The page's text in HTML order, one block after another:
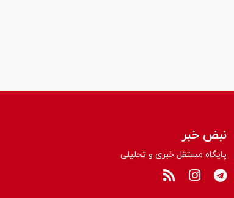
نبض خبر
پایگاه مستقل خبری و تحلیلی